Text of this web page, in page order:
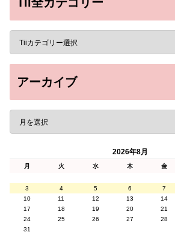
アーカイブ
2026年8月
月 火 水 木 金
3
4 5 6 7
10
11 12 13 14
17
18 19 20 21
24
25 26 27 28
31